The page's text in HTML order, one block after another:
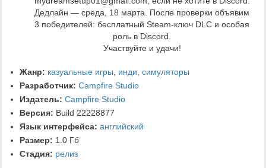
Дедлайн — среда, 18 марта. После проверки объявим
3 победителей: бесплатный Steam‑ключ DLC и особая
роль в Discord.
Участвуйте и удачи!
Жанр: казуальные игры, инди, симуляторы
Разработчик: Campfire Studio
Издатель: Campfire Studio
Версия: Build 22228877
Язык интерфейса: английский
Размер: 1.0 Гб
Стадия: релиз